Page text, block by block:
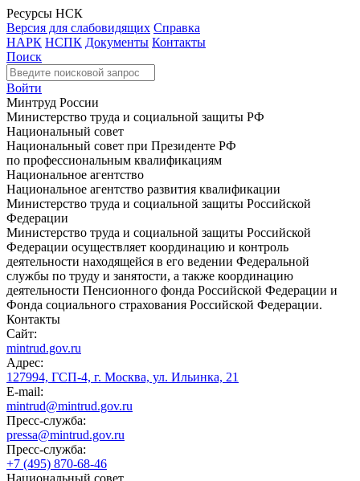
Ресурсы НСК
Версия для слабовидящих Справка
НАРК НСПК Документы Контакты
Поиск
Войти
Минтруд России
Министерство труда и социальной защиты РФ
Национальный совет
Национальный совет при Президенте РФ
по профессиональным квалификациям
Национальное агентство
Национальное агентство развития квалификации
Министерство труда и социальной защиты Российской
Федерации
Министерство труда и социальной защиты Российской
Федерации осуществляет координацию и контроль
деятельности находящейся в его ведении Федеральной
службы по труду и занятости, а также координацию
деятельности Пенсионного фонда Российской Федерации и
Фонда социального страхования Российской Федерации.
Контакты
Сайт:
mintrud.gov.ru
Адрес:
127994, ГСП-4, г. Москва, ул. Ильинка, 21
E-mail:
mintrud@mintrud.gov.ru
Пресс-служба:
pressa@mintrud.gov.ru
Пресс-служба:
+7 (495) 870-68-46
Национальный совет